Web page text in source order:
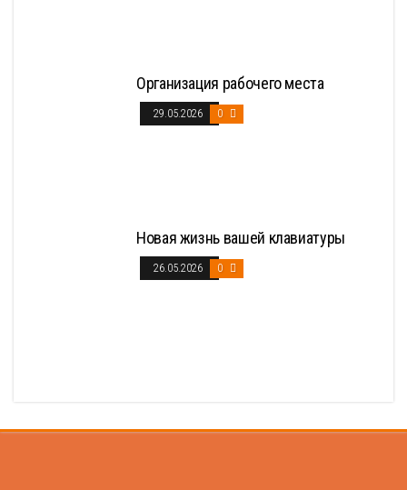
Организация рабочего места
29.05.2026 0
Новая жизнь вашей клавиатуры
26.05.2026 0